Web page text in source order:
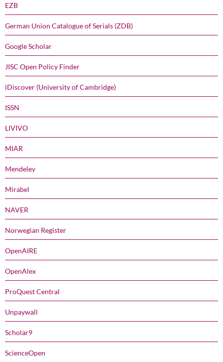
EZB
German Union Catalogue of Serials (ZDB)
Google Scholar
JISC Open Policy Finder
iDiscover (University of Cambridge)
ISSN
LIVIVO
MIAR
Mendeley
Mirabel
NAVER
Norwegian Register
OpenAIRE
OpenAlex
ProQuest Central
Unpaywall
Scholar9
ScienceOpen